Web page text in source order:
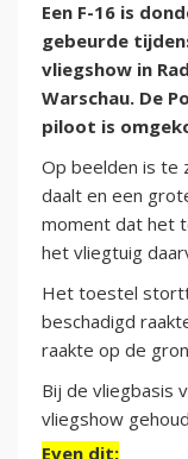
Een F-16 is
gebeurde
vliegshow in
Warschau. De
piloot is
Op beelden is te
daalt en een
moment dat het
het vliegtuig
Het toestel
beschadigd
raakte op de
Bij de vliegbasis
vliegshow
Even dit: